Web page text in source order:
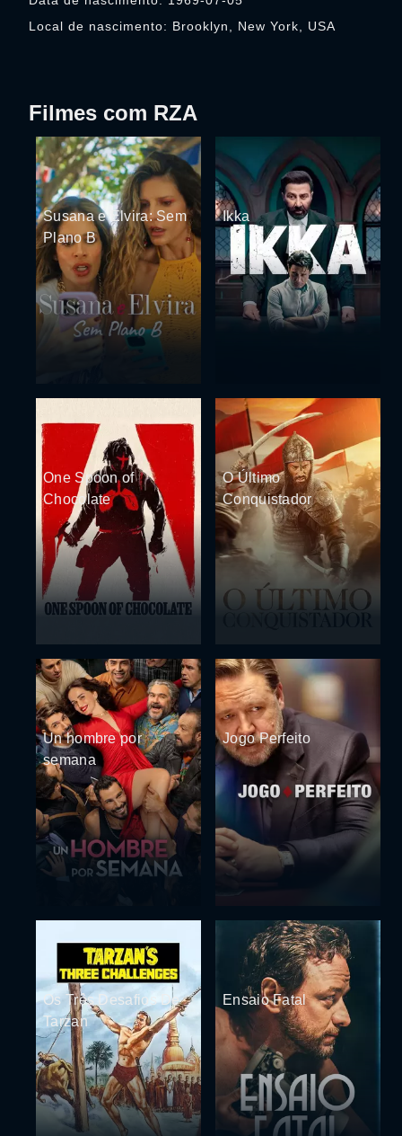
Local de nascimento: Brooklyn, New York, USA
Filmes com RZA
Susana e Elvira: Sem
Plano B
Ikka
One Spoon of
Chocolate
O Último
Conquistador
Un hombre por
semana
Jogo Perfeito
Os Três Desafios De
Tarzan
Ensaio Fatal